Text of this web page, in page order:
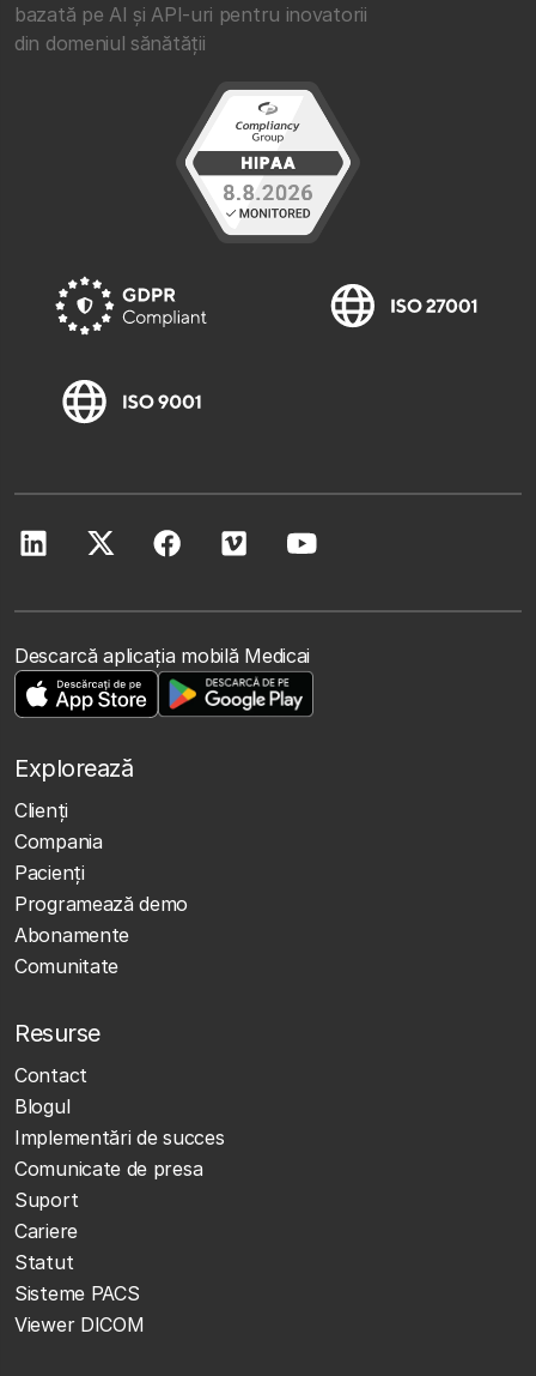
bazată pe AI și API-uri pentru inovatorii
din domeniul sănătății
Descarcă aplicația mobilă Medicai
Explorează
Clienţi
Compania
Pacienți
Programează demo
Abonamente
Comunitate
Resurse
Contact
Blogul
Implementări de succes
Comunicate de presa
Suport
Cariere
Statut
Sisteme PACS
Viewer DICOM